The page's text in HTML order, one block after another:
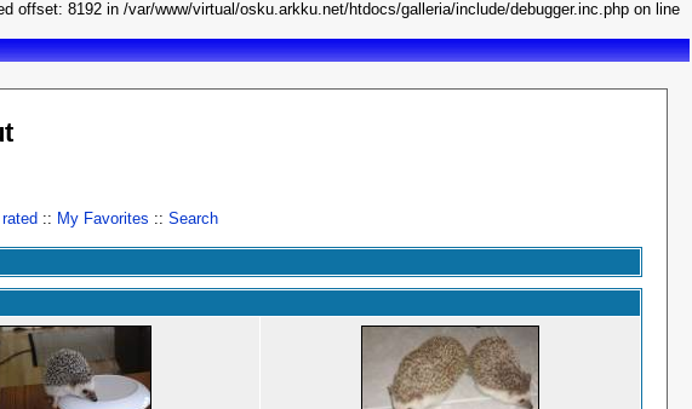
offset: 8192 in /var/www/virtual/osku.arkku.net/htdocs/galleria/include/debugger.inc.php on line
:: My Favorites :: Search